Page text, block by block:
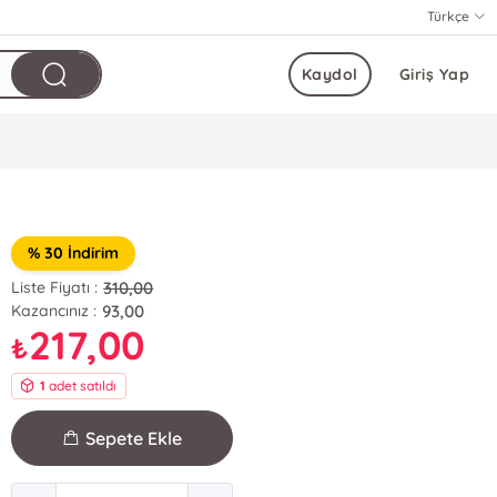
Türkçe
Giriş Yap
Kaydol
% 30 İndirim
Liste Fiyatı : 310,00
Kazancınız : 93,00
₺217,00
1 adet satıldı
Sepete Ekle